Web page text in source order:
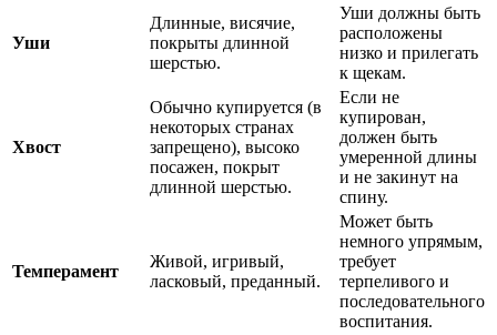
Уши
Длинные, висячие,
покрыты длинной
шерстью.
Уши должны быть
расположены
низко и прилегать
к щекам.
Хвост
Обычно купируется (в
некоторых странах
запрещено), высоко
посажен, покрыт
длинной шерстью.
Если не
купирован,
должен быть
умеренной длины
и не закинут на
спину.
Темперамент
Живой, игривый,
ласковый, преданный.
Может быть
немного упрямым,
требует
терпеливого и
последовательного
воспитания.